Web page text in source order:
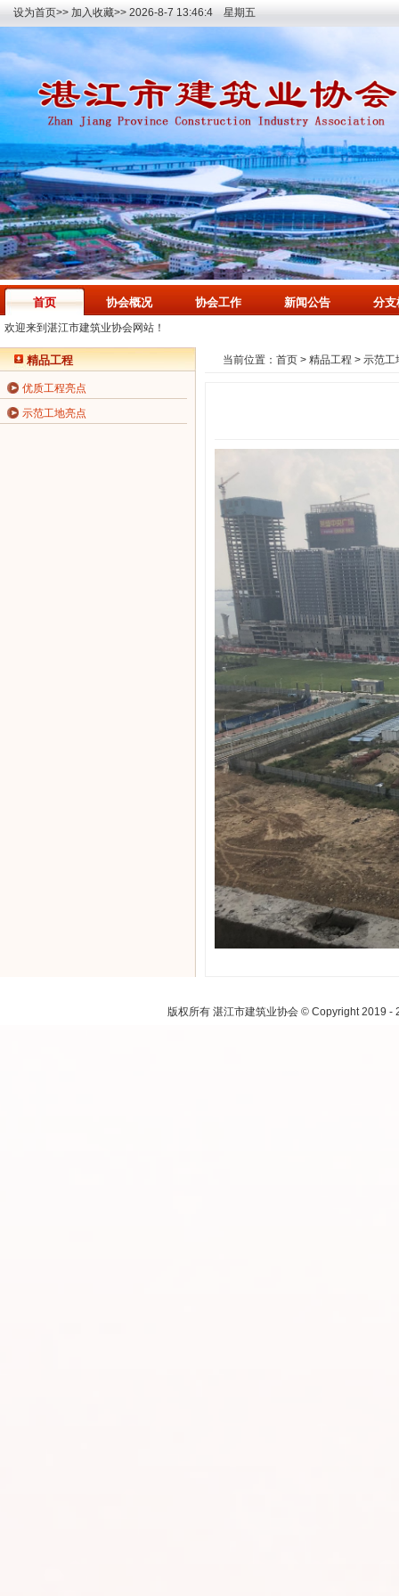
设为首页>> 加入收藏>> 2026-8-7 13:46:4 星期五
首页
欢迎来到湛江市建筑业协会网站！
协会概况 协会工作 新闻公告 分支
精品工程
优质工程亮点
示范工地亮点
当前位置： 首页 > 精品工程 > 示范工
版权所有 湛江市建筑业协会 © Copyright 2019 -